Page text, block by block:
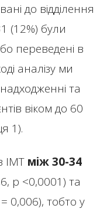
до відділення
(12%) були
переведені в
аналізу ми
та
віком до 60
1).
ІМТ між30-34
р <0,0001) та
0,006), тобто у